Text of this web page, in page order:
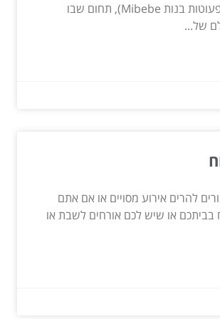
(בדקו בגדים לפעוטות בנות Mibebe), תחום שבו
של...
להרים אירוע מסויים או אם אתם
בביתכם או שיש לכם אורחים לשבת או